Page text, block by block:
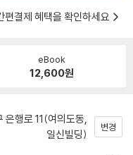
편결제 혜택을 확인하세요
eBook
12,600원
은행로 11(여의도동,
일신빌딩)
변경